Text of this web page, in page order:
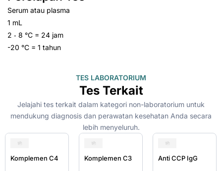
Serum atau plasma
1 mL
2 ‑ 8 °C = 24 jam
-20 °C = 1 tahun
TES LABORATORIUM
Tes Terkait
Jelajahi tes terkait dalam kategori non-laboratorium untuk
mendukung diagnosis dan perawatan kesehatan Anda secara
lebih menyeluruh.
Komplemen C4 Komplemen C3 Anti CCP IgG